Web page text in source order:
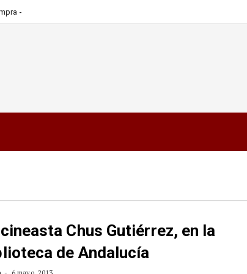
más informada y
Chus Gutiérrez, en la
de Andalucía